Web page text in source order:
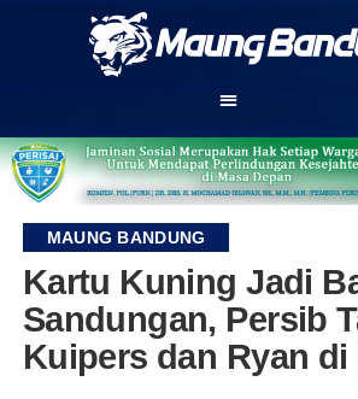
MAUNG BANDUNG
Kartu Kuning Jadi
Sandungan, Persib
Kuipers dan Ryan di